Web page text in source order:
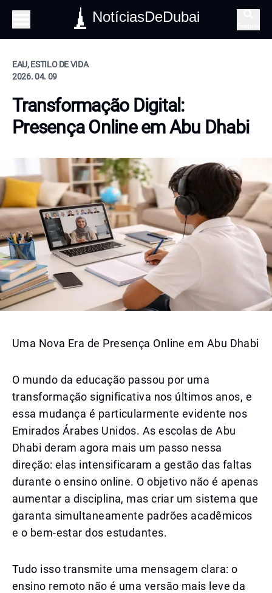
NotíciasDeDubai
EAU, ESTILO DE VIDA
2026. 04. 09
Transformação Digital:
Presença Online em Abu Dhabi
Uma Nova Era de Presença Online em Abu Dhabi
O mundo da educação passou por uma
transformação significativa nos últimos anos, e
essa mudança é particularmente evidente nos
Emirados Árabes Unidos. As escolas de Abu
Dhabi deram agora mais um passo nessa
direção: elas intensificaram a gestão das faltas
durante o ensino online. O objetivo não é apenas
aumentar a disciplina, mas criar um sistema que
garanta simultaneamente padrões acadêmicos
e o bem-estar dos estudantes.
Tudo isso transmite uma mensagem clara: o
ensino remoto não é uma versão mais leve da